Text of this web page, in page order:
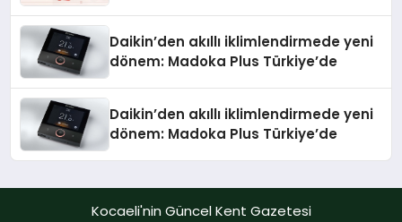
Daikin’den akıllı iklimlendirmede yeni
dönem: Madoka Plus Türkiye’de
Daikin’den akıllı iklimlendirmede yeni
dönem: Madoka Plus Türkiye’de
Kocaeli'nin Güncel Kent Gazetesi